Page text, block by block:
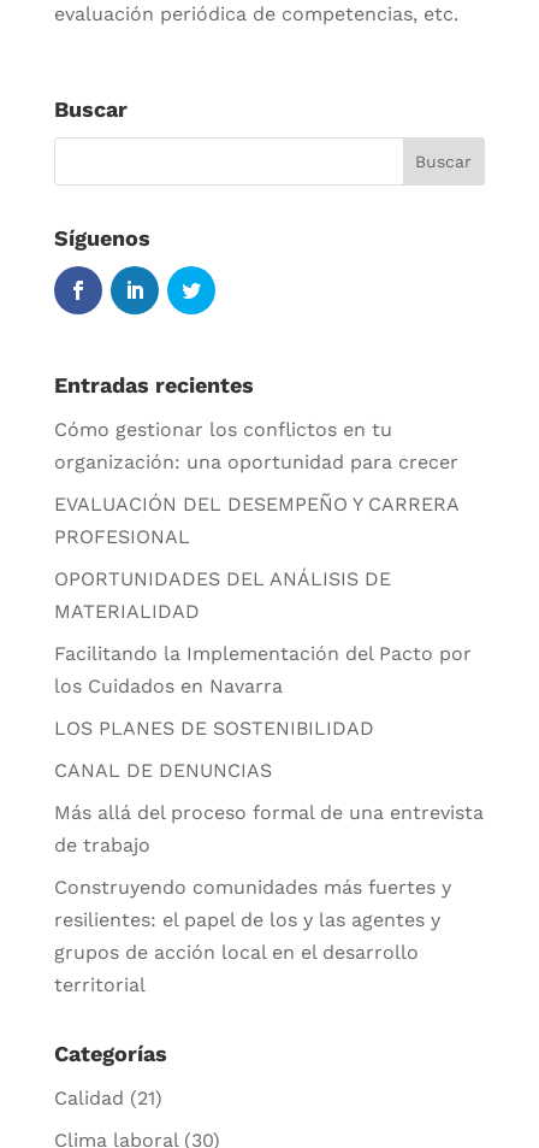
evaluación periódica de competencias, etc.
Buscar
Síguenos
Entradas recientes
Cómo gestionar los conflictos en tu
organización: una oportunidad para crecer
EVALUACIÓN DEL DESEMPEÑO Y CARRERA
PROFESIONAL
OPORTUNIDADES DEL ANÁLISIS DE
MATERIALIDAD
Facilitando la Implementación del Pacto por
los Cuidados en Navarra
LOS PLANES DE SOSTENIBILIDAD
CANAL DE DENUNCIAS
Más allá del proceso formal de una entrevista
de trabajo
Construyendo comunidades más fuertes y
resilientes: el papel de los y las agentes y
grupos de acción local en el desarrollo
territorial
Categorías
Calidad (21)
Clima laboral(30)